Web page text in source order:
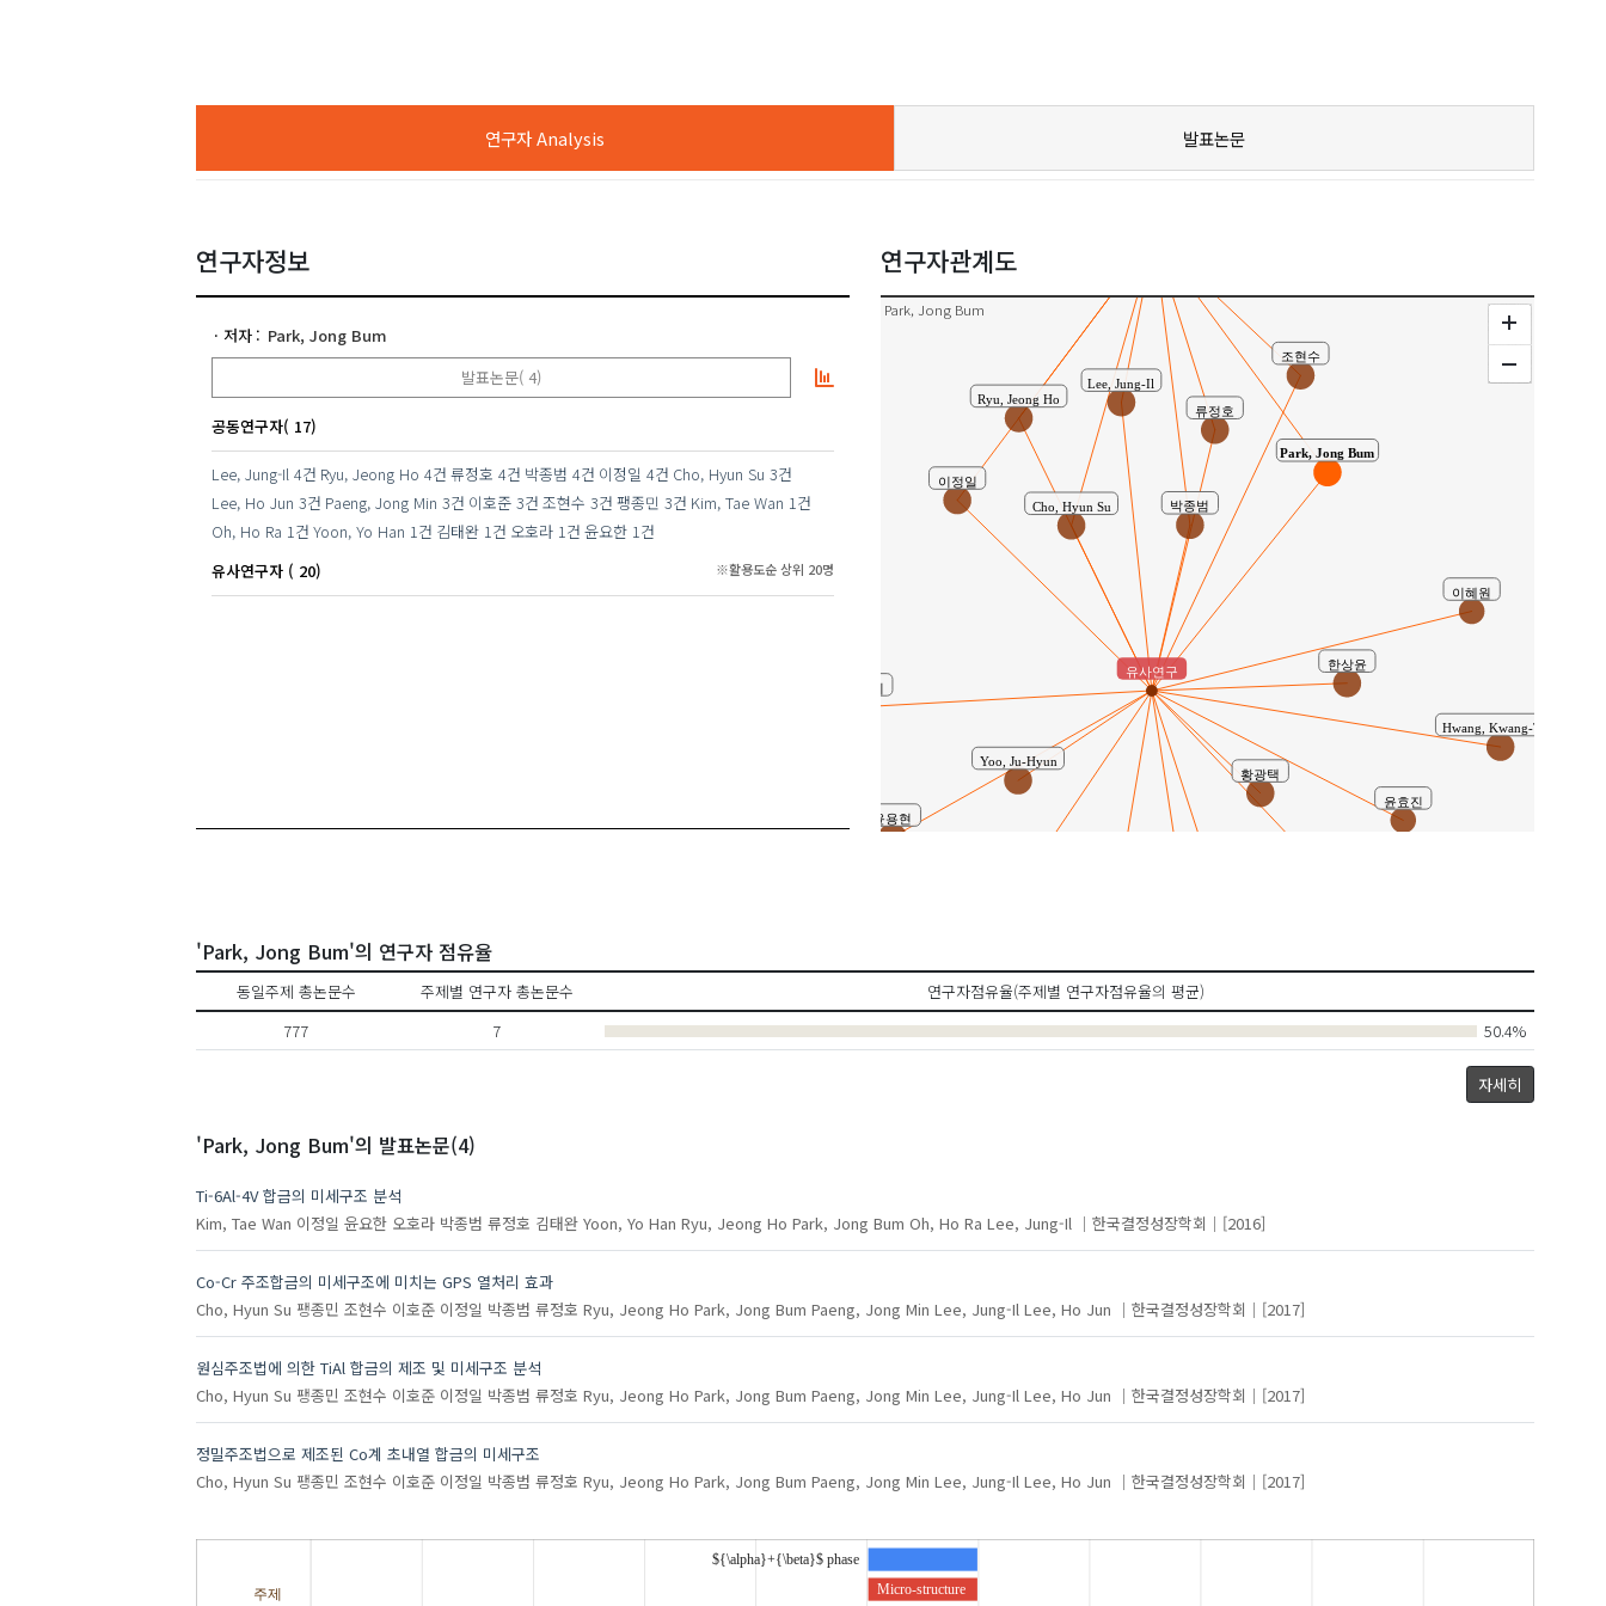
연구자 Analysis 발표논문
연구자정보
저자
Park, Jong Bum
발표논문( 4)
공동연구자( 17)
Lee, Jung-Il 4건 Ryu, Jeong Ho 4건 류정호 4건 박종범 4건 이정일 4건 Cho, Hyun Su 3건
Lee, Ho Jun 3건 Paeng, Jong Min 3건 이호준 3건 조현수 3건 팽종민 3건 Kim, Tae Wan 1건
Oh, Ho Ra 1건 Yoon, Yo Han 1건 김태완 1건 오호라 1건 윤요한 1건
유사연구자 ( 20)
※활용도순 상위 20명
연구자관계도
Park, Jong Bum
이정일
Cho, Hyun Su
이호준
Lee, Jung-Il
박종범
조현수
Ryu, Jeong Ho
류정호
Hwang, Kwang-Taek
Ryu, Jeong Ho
Yoo, Ju-Hyun
도정만
박성희
윤용현
윤효진
이혜원
한상윤
황광택
Park, Jong Bum
유사연구
'Park, Jong Bum'의 연구자 점유율
동일주제 총논문수 주제별 연구자 총논문수
연구자점유율(주제별 연구자점유율의 평균)
777
7 50.4%
자세히
'Park, Jong Bum'의 발표논문(4)
Ti-6Al-4V 합금의 미세구조 분석
Kim, Tae Wan 이정일 윤요한 오호라 박종범 류정호 김태완 Yoon, Yo Han Ryu, Jeong Ho Park, Jong Bum Oh, Ho Ra Lee, Jung-Il 한국결정성장학회 [2016]
Co-Cr 주조합금의 미세구조에 미치는 GPS 열처리 효과
Cho, Hyun Su 팽종민 조현수 이호준 이정일 박종범 류정호 Ryu, Jeong Ho Park, Jong Bum Paeng, Jong Min Lee, Jung-Il Lee, Ho Jun 한국결정성장학회 [2017]
원심주조법에 의한 TiAl 합금의 제조 및 미세구조 분석
Cho, Hyun Su 팽종민 조현수 이호준 이정일 박종범 류정호 Ryu, Jeong Ho Park, Jong Bum Paeng, Jong Min Lee, Jung-Il Lee, Ho Jun 한국결정성장학회 [2017]
정밀주조법으로 제조된 Co계 초내열 합금의 미세구조
Cho, Hyun Su 팽종민 조현수 이호준 이정일 박종범 류정호 Ryu, Jeong Ho Park, Jong Bum Paeng, Jong Min Lee, Jung-Il Lee, Ho Jun 한국결정성장학회 [2017]
주제
${\alpha}+{\beta}$ phase
Micro-structure